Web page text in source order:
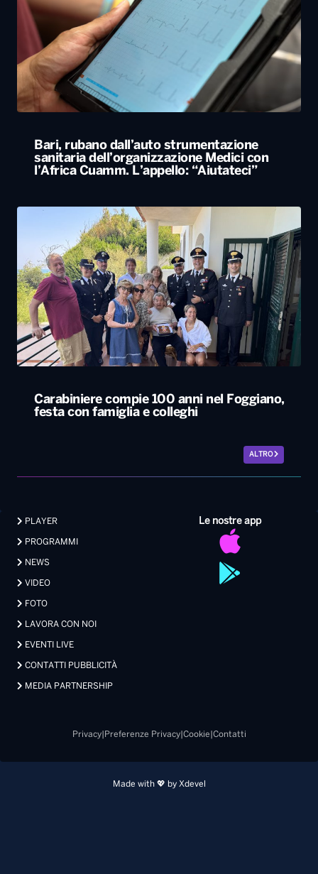
Bari, rubano dall’auto strumentazione
sanitaria dell’organizzazione Medici con
l’Africa Cuamm. L’appello: “Aiutateci”
Carabiniere compie 100 anni nel Foggiano,
festa con famiglia e colleghi
ALTRO
Le nostre app
PLAYER
PROGRAMMI
NEWS
VIDEO
FOTO
LAVORA CON NOI
EVENTI LIVE
CONTATTI PUBBLICITÀ
MEDIA PARTNERSHIP
Privacy| Preferenze Privacy| Cookie Contatti
Made with 💖 by Xdevel